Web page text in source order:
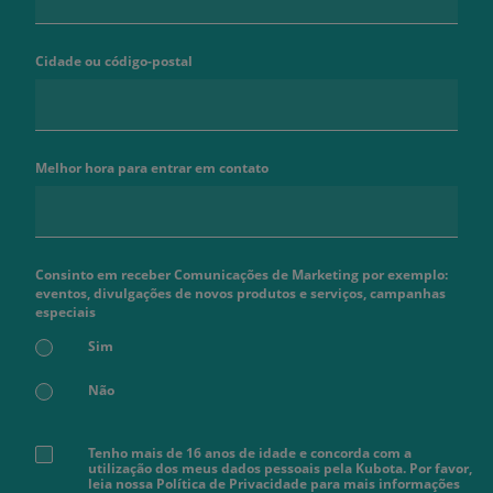
Cidade ou código-postal
Melhor hora para entrar em contato
Consinto em receber Comunicações de Marketing por exemplo:
eventos, divulgações de novos produtos e serviços, campanhas
especiais
Sim
Não
Tenho mais de 16 anos de idade e concorda com a
utilização dos meus dados pessoais pela Kubota. Por favor,
leia nossa Política de Privacidade para mais informações